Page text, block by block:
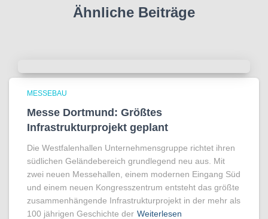
Ähnliche Beiträge
MESSEBAU
Messe Dortmund: Größtes
Infrastrukturprojekt geplant
Die Westfalenhallen Unternehmensgruppe richtet ihren
südlichen Geländebereich grundlegend neu aus. Mit
zwei neuen Messehallen, einem modernen Eingang Süd
und einem neuen Kongresszentrum entsteht das größte
zusammenhängende Infrastrukturprojekt in der mehr als
100 jährigen Geschichte der Weiterlesen